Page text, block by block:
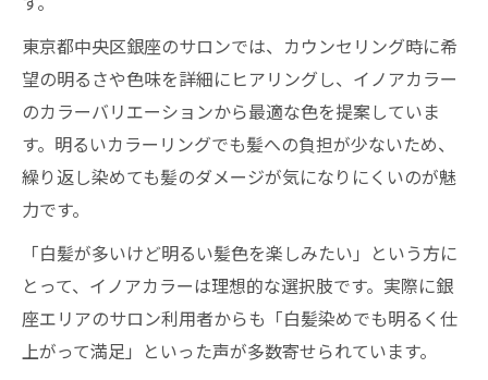
東京都中央区銀座のサロンでは、カウンセリング時に希
望の明るさや色味を詳細にヒアリングし、イノアカラー
のカラーバリエーションから最適な色を提案していま
す。明るいカラーリングでも髪への負担が少ないため、
繰り返し染めても髪のダメージが気になりにくいのが魅
力です。
「白髪が多いけど明るい髪色を楽しみたい」という方に
とって、イノアカラーは理想的な選択肢です。実際に銀
座エリアのサロン利用者からも「白髪染めでも明るく仕
上がって満足」といった声が多数寄せられています。